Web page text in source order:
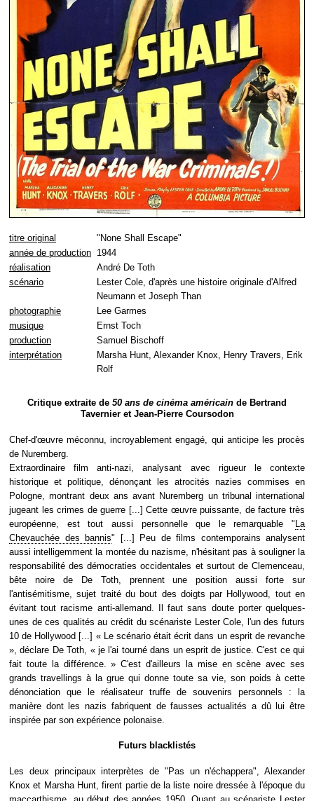
titre original
"None Shall Escape"
année de production 1944
réalisation
André De Toth
scénario
Lester Cole, d'après une histoire originale d'Alfred
Neumann et Joseph Than
photographie
Lee Garmes
musique
Ernst Toch
production
Samuel Bischoff
interprétation
Marsha Hunt, Alexander Knox, Henry Travers, Erik
Rolf
Critique extraite de 50 ans de cinéma américain de Bertrand
Tavernier et Jean-Pierre Coursodon
Chef-d'œuvre méconnu, incroyablement engagé, qui anticipe les procès
de Nuremberg.
Extraordinaire film anti-nazi, analysant avec rigueur le contexte
historique et politique, dénonçant les atrocités nazies commises en
Pologne, montrant deux ans avant Nuremberg un tribunal international
jugeant les crimes de guerre [...] Cette œuvre puissante, de facture très
européenne, est tout aussi personnelle que le remarquable " La
Chevauchée des bannis" [...] Peu de films contemporains analysent
aussi intelligemment la montée du nazisme, n'hésitant pas à souligner la
responsabilité des démocraties occidentales et surtout de Clemenceau,
bête noire de De Toth, prennent une position aussi forte sur
l'antisémitisme, sujet traité du bout des doigts par Hollywood, tout en
évitant tout racisme anti-allemand. Il faut sans doute porter quelques-
unes de ces qualités au crédit du scénariste Lester Cole, l'un des futurs
10 de Hollywood [...] « Le scénario était écrit dans un esprit de revanche
», déclare De Toth, « je l'ai tourné dans un esprit de justice. C'est ce qui
fait toute la différence. » C'est d'ailleurs la mise en scène avec ses
grands travellings à la grue qui donne toute sa vie, son poids à cette
dénonciation que le réalisateur truffe de souvenirs personnels : la
manière dont les nazis fabriquent de fausses actualités a dû lui être
inspirée par son expérience polonaise.
Futurs blacklistés
Les deux principaux interprètes de "Pas un n'échappera", Alexander
Knox et Marsha Hunt, firent partie de la liste noire dressée à l'époque du